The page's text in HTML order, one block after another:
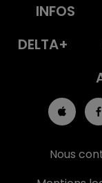
INFOS
DELTA+
Nous